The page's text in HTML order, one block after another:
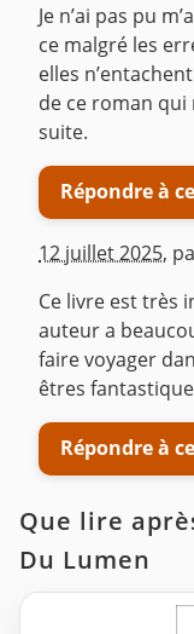
Je n’ai pas pu
ce malgré les
elles
de ce roman qui
suite.
Répondre à
12 juillet 2025,
Ce livre est très
auteur a
faire voyager
êtres
Répondre à
Que lire
Du Lumen